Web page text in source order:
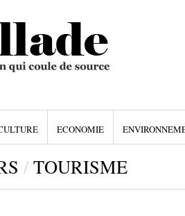
ECONOMIE
/ TOURISME